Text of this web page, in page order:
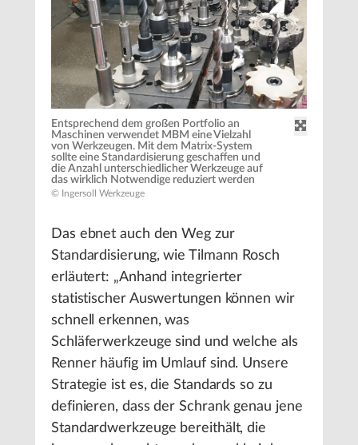
Entsprechend dem großen Portfolio an
Maschinen verwendet MBM eine Vielzahl
von Werkzeugen. Mit dem Matrix-System
sollte eine Standardisierung geschaffen und
die Anzahl unterschiedlicher Werkzeuge auf
das wirklich Notwendige reduziert werden
© Ingersoll Werkzeuge
Das ebnet auch den Weg zur
Standardisierung, wie Tilmann Rosch
erläutert: „Anhand integrierter
statistischer Auswertungen können wir
schnell erkennen, was
Schläferwerkzeuge sind und welche als
Renner häufig im Umlauf sind. Unsere
Strategie ist es, die Standards so zu
definieren, dass der Schrank genau jene
Standardwerkzeuge bereithält, die